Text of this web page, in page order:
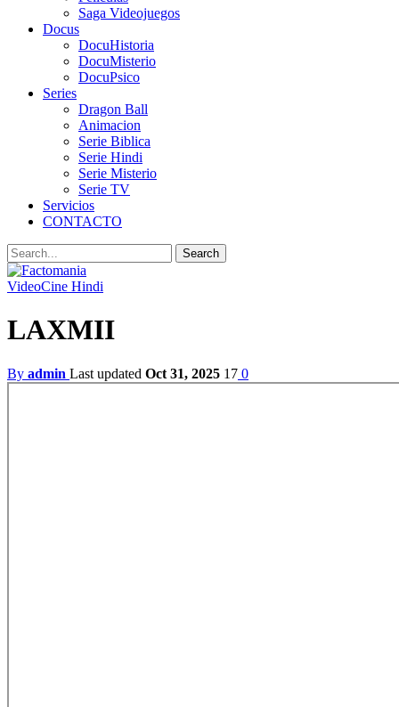
Saga Videojuegos
Docus
DocuHistoria
DocuMisterio
DocuPsico
Series
Dragon Ball
Animacion
Serie Biblica
Serie Hindi
Serie Misterio
Serie TV
Servicios
CONTACTO
VideoCine Hindi
LAXMII
By admin Last updated Oct 31, 2025 17 0